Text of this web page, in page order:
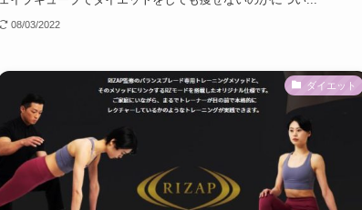
08/03/2022
ダイエット